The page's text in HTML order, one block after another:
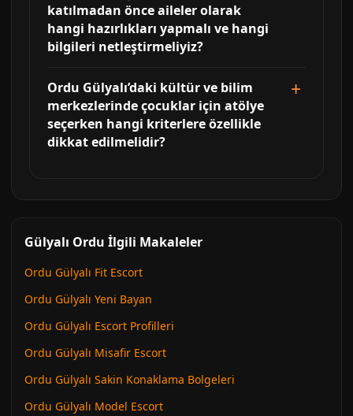
katılmadan önce aileler olarak
hangi hazırlıkları yapmalı ve hangi
bilgileri netleştirmeliyiz?
Ordu Gülyalı’daki kültür ve bilim
merkezlerinde çocuklar için atölye
seçerken hangi kriterlere özellikle
dikkat edilmelidir?
Gülyalı Ordu İlgili Makaleler
Ordu Gülyalı Fit Escort
Ordu Gülyalı Yeni Bayan
Ordu Gülyalı Escort Profilleri
Ordu Gülyalı Misafir Escort
Ordu Gülyalı Sakin Konaklama Bolgeleri
Ordu Gülyalı Model Escort